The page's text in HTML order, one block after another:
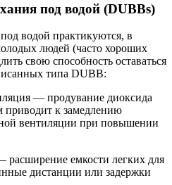
под водой (DUBBs)
водой практикуются, в
людей (часто хороших
свою способность оставаться
типа DUBB:
— продувание диоксида
приводит к замедлению
вентиляции при повышении
расширение емкости легких для
дистанции или задержки